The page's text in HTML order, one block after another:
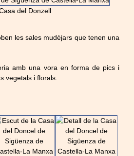
del Donzell
les sales mudèjars que tenen una
amb una vora en forma de pics i
vegetals i florals.